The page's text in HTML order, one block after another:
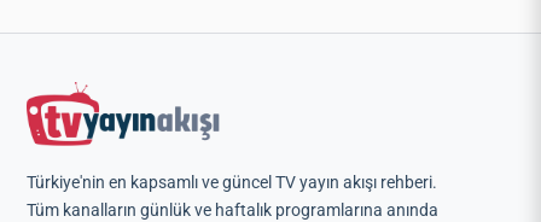
Türkiye'nin en kapsamlı ve güncel TV yayın akışı rehberi.
Tüm kanalların günlük ve haftalık programlarına anında